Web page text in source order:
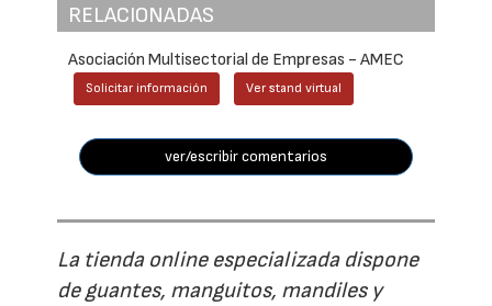
RELACIONADAS
Asociación Multisectorial de Empresas - AMEC
Solicitar información Ver stand virtual
ver/escribir comentarios
La tienda online especializada dispone
de guantes, manguitos, mandiles y